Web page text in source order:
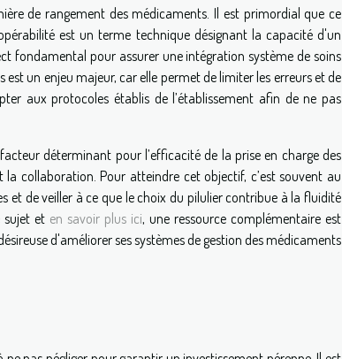
de rangement des médicaments. Il est primordial que ce
est un terme technique désignant la capacité d'un
fondamental pour assurer une intégration système de soins
un enjeu majeur, car elle permet de limiter les erreurs et de
aux protocoles établis de l’établissement afin de ne pas
déterminant pour l’efficacité de la prise en charge des
collaboration. Pour atteindre cet objectif, c’est souvent au
de veiller à ce que le choix du pilulier contribue à la fluidité
sujet et en savoir plus ici, une ressource complémentaire est
d'améliorer ses systèmes de gestion des médicaments